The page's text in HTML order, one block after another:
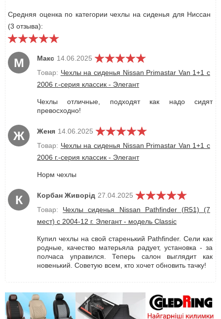
Средняя оценка по категории чехлы на сиденья для Ниссан
(3 отзыва):
М Макс 14.06.2025
Товар: Чехлы на сиденья Nissan Primastar Van 1+1 c
2006 г.-серия классик - Элегант
Чехлы отличные, подходят как надо сидят
превосходно!
Ж Женя 14.06.2025
Товар: Чехлы на сиденья Nissan Primastar Van 1+1 c
2006 г.-серия классик - Элегант
Норм чехлы
К Корбан Живорід 27.04.2025
Товар: Чехлы сиденья Nissan Pathfinder (R51) (7
мест) c 2004-12 г. Элегант - модель Classic
Купил чехлы на свой старенький Pathfinder. Сели как
родные, качество матерьяла радует, установка - за
полчаса управился. Теперь салон выглядит как
новенький. Советую всем, кто хочет обновить тачку!